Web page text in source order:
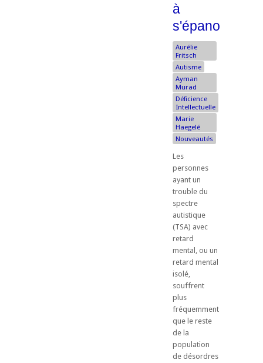
à
s'épanouir
Aurélie
Fritsch
Autisme
Ayman
Murad
Déficience
Intellectuelle
Marie
Haegelé
Nouveautés
Les
personnes
ayant un
trouble du
spectre
autistique
(TSA) avec
retard
mental, ou un
retard mental
isolé,
souffrent
plus
fréquemment
que le reste
de la
population
de désordres